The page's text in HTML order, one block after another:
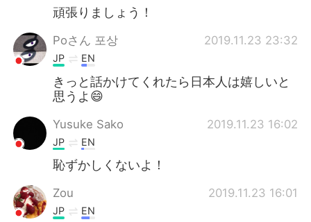
頑張りましょう！
Poさん 포상 2019.11.23 23:32
JP EN
きっと話かけてくれたら日本人は嬉しいと
思うよ😄
Yusuke Sako 2019.11.23 16:02
JP EN
恥ずかしくないよ！
Zou 2019.11.23 16:01
JP EN